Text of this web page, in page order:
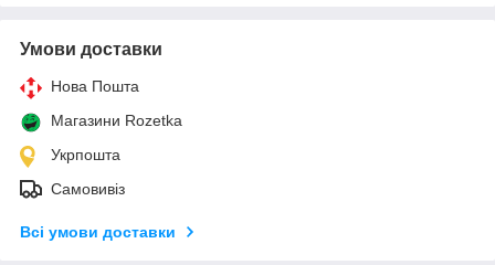
Умови доставки
Нова Пошта
Магазини Rozetka
Укрпошта
Самовивіз
Всі умови доставки